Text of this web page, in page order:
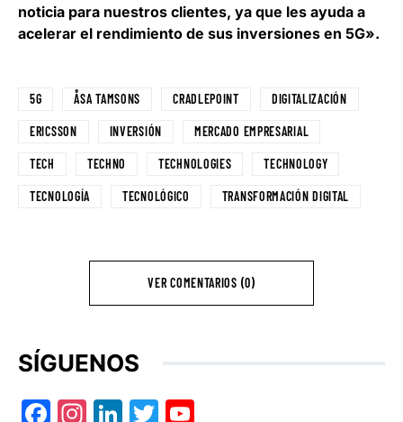
noticia para nuestros clientes, ya que les ayuda a
acelerar el rendimiento de sus inversiones en 5G».
5G ÅSA TAMSONS CRADLEPOINT DIGITALIZACIÓN
ERICSSON INVERSIÓN MERCADO EMPRESARIAL
TECH TECHNO TECHNOLOGIES TECHNOLOGY
TECNOLOGÍA TECNOLÓGICO TRANSFORMACIÓN DIGITAL
VER COMENTARIOS (0)
SÍGUENOS
Facebook
Instagram
LinkedIn
Twitter